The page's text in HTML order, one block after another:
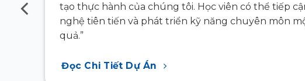
tạo thực hành của chúng tôi. Học viên có thể tiếp
nghệ tiên tiến và phát triển kỹ năng chuyên môn
quả.”
Đọc Chi Tiết Dự Án